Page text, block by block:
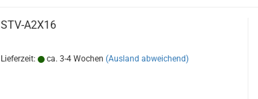
STV-A2X16
Lieferzeit: ca. 3-4 Wochen (Ausland abweichend)